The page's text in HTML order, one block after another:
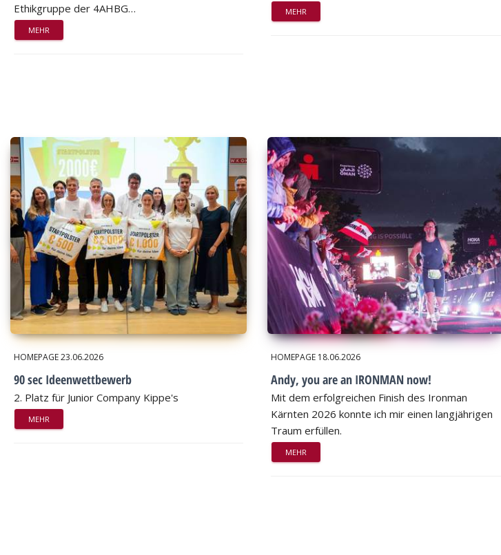
Ethikgruppe der 4AHBG…
MEHR
MEHR
HOMEPAGE23.06.2026
90 sec Ideenwettbewerb
2. Platz für Junior Company Kippe's
MEHR
HOMEPAGE 18.06.2026
Andy, you are an IRONMAN now!
Mit dem erfolgreichen Finish des Ironman
Kärnten 2026 konnte ich mir einen langjährigen
Traum erfüllen.
MEHR